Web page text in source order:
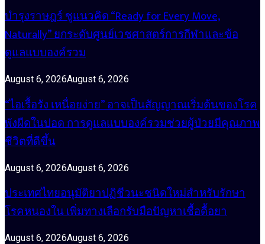
บำรุงราษฎร์ ชูแนวคิด “Ready for Every Move,
Naturally” ยกระดับศูนย์เวชศาสตร์การกีฬาและข้อ
ดูแลแบบองค์รวม
August 6, 2026August 6, 2026
“ไอเรื้อรัง เหนื่อยง่าย” อาจเป็นสัญญาณเริ่มต้นของโรค
พังผืดในปอด การดูแลแบบองค์รวมช่วยผู้ป่วยมีคุณภาพ
ชีวิตที่ดีขึ้น
August 6, 2026August 6, 2026
ประเทศไทยอนุมัติยาปฏิชีวนะชนิดใหม่สำหรับรักษา
โรคหนองใน เพิ่มทางเลือกรับมือปัญหาเชื้อดื้อยา
August 6, 2026August 6, 2026